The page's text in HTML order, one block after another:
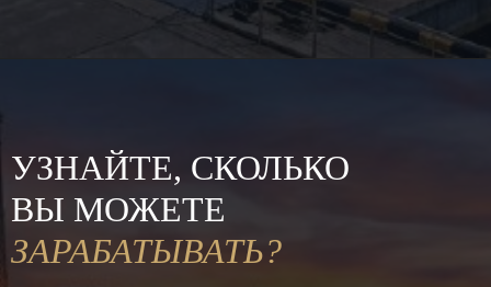
УЗНАЙТЕ, СКОЛЬКО
ВЫ МОЖЕТЕ
ЗАРАБАТЫВАТЬ?